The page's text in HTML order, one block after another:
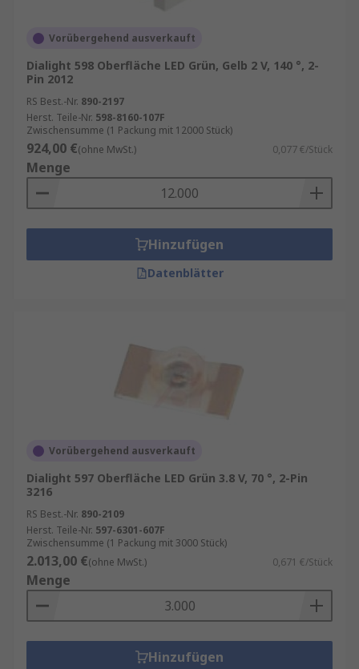
Vorübergehend ausverkauft
Dialight 598 Oberfläche LED Grün, Gelb 2 V, 140 °, 2-
Pin 2012
RS Best.-Nr. 890-2197
Herst. Teile-Nr. 598-8160-107F
Zwischensumme (1 Packung mit 12000 Stück)
924,00 €(ohne MwSt.) 0,077 €/Stück
Menge
Hinzufügen
Datenblätter
Vorübergehend ausverkauft
Dialight 597 Oberfläche LED Grün 3.8 V, 70 °, 2-Pin
3216
RS Best.-Nr. 890-2109
Herst. Teile-Nr. 597-6301-607F
Zwischensumme (1 Packung mit 3000 Stück)
2.013,00 €(ohne MwSt.) 0,671 €/Stück
Menge
Hinzufügen